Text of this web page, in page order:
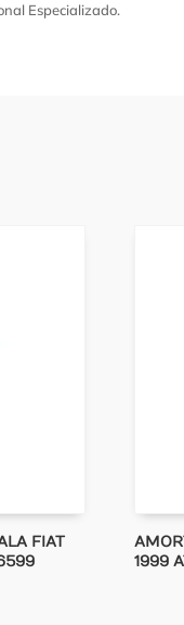
Especializado.
FIAT
1999